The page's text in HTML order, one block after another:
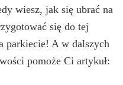
wiesz, jak się ubrać na
się do tej
parkiecie! A w dalszych
pomoże Ci artykuł: